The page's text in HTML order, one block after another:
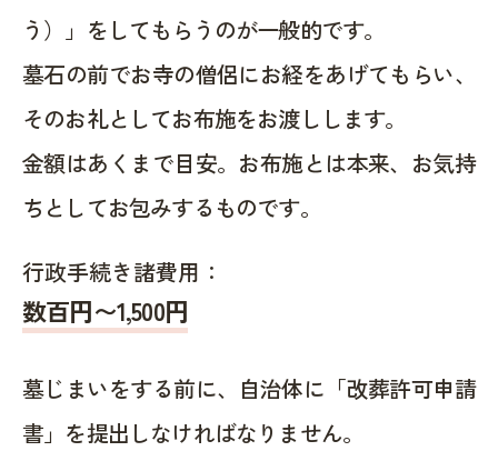
う）」をしてもらうのが一般的です。
墓石の前でお寺の僧侶にお経をあげてもらい、
そのお礼としてお布施をお渡しします。
金額はあくまで目安。お布施とは本来、お気持
ちとしてお包みするものです。
行政手続き諸費用：
数百円〜1,500円
墓じまいをする前に、自治体に「改葬許可申請
書」を提出しなければなりません。